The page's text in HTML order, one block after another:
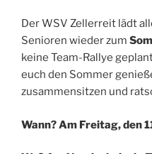
Der WSV Zellerreit lädt
Senioren wieder zum
keine Team-Rallye
euch den Sommer
zusammensitzen und
Wann? Am Freitag, den